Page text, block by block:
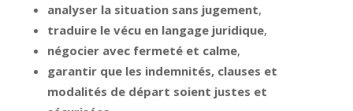
analyser la situation sans jugement,
traduire le vécu en langage juridique,
négocier avec fermeté et calme,
garantir que les indemnités, clauses et
modalités de départ soient justes et